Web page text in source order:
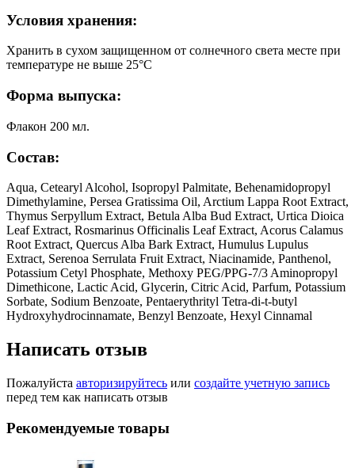
Условия хранения:
Хранить в сухом защищенном от солнечного света месте при
температуре не выше 25°С
Форма выпуска:
Флакон 200 мл.
Состав:
Aqua, Cetearyl Alcohol, Isopropyl Palmitate, Behenamidopropyl
Dimethylamine, Persea Gratissima Oil, Arctium Lappa Root Extract,
Thymus Serpyllum Extract, Betula Alba Bud Extract, Urtica Dioica
Leaf Extract, Rosmarinus Officinalis Leaf Extract, Acorus Calamus
Root Extract, Quercus Alba Bark Extract, Humulus Lupulus
Extract, Serenoa Serrulata Fruit Extract, Niacinamide, Panthenol,
Potassium Cetyl Phosphate, Methoxy PEG/PPG-7/3 Aminopropyl
Dimethicone, Lactic Acid, Glycerin, Citric Acid, Parfum, Potassium
Sorbate, Sodium Benzoate, Pentaerythrityl Tetra-di-t-butyl
Hydroxyhydrocinnamate, Benzyl Benzoate, Hexyl Cinnamal
Написать отзыв
Пожалуйста авторизируйтесь или создайте учетную запись
перед тем как написать отзыв
Рекомендуемые товары